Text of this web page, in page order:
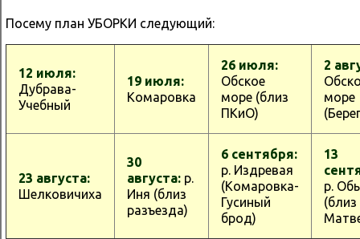
Посему план УБОРКИ следующий:
12 июля:
Дубрава-
Учебный
19 июля:
Комаровка
26 июля:
Обское
море (близ
ПКиО)
2
море
23 августа:
Шелковичиха
30
августа: р.
Иня (близ
разъезда)
6 сентября:
р. Издревая
(Комаровка-
Гусиный
брод)
13
р. Обь
(близ